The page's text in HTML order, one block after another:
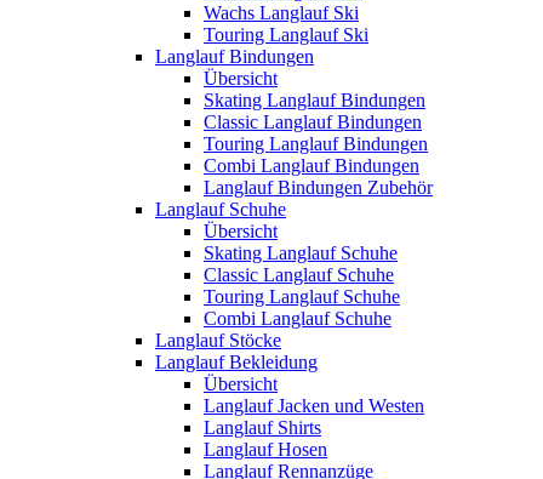
Wachs Langlauf Ski
Touring Langlauf Ski
Langlauf Bindungen
Übersicht
Skating Langlauf Bindungen
Classic Langlauf Bindungen
Touring Langlauf Bindungen
Combi Langlauf Bindungen
Langlauf Bindungen Zubehör
Langlauf Schuhe
Übersicht
Skating Langlauf Schuhe
Classic Langlauf Schuhe
Touring Langlauf Schuhe
Combi Langlauf Schuhe
Langlauf Stöcke
Langlauf Bekleidung
Übersicht
Langlauf Jacken und Westen
Langlauf Shirts
Langlauf Hosen
Langlauf Rennanzüge